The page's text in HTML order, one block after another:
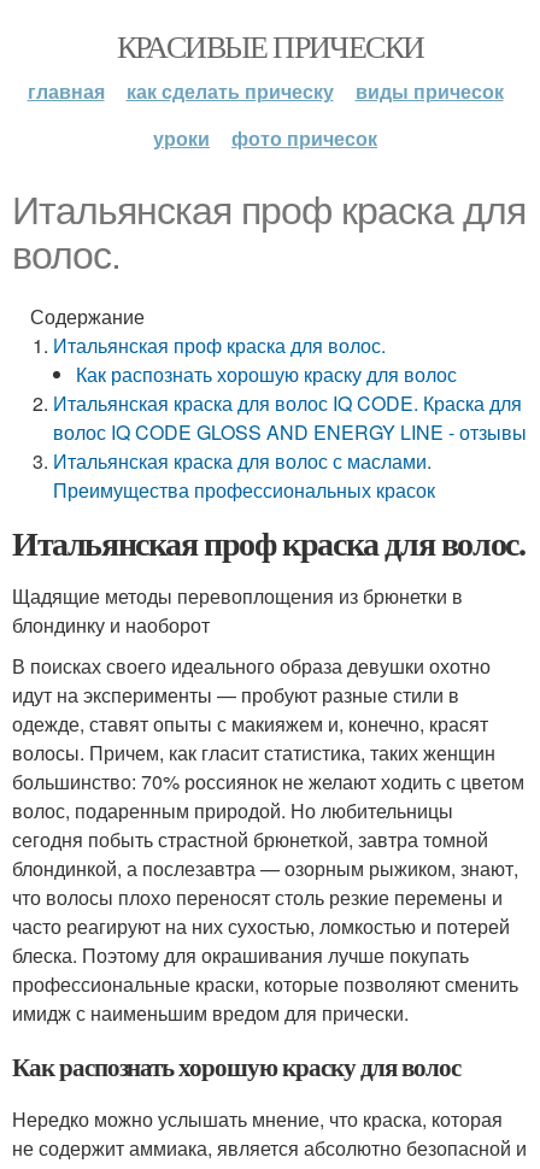
КРАСИВЫЕ ПРИЧЕСКИ
главная как сделать прическу
виды причесок
уроки
фото причесок
Итальянская проф краска для
волос.
Содержание
Итальянская проф краска для волос.
Как распознать хорошую краску для волос
Итальянская краска для волос IQ CODE. Краска для
волос IQ CODE GLOSS AND ENERGY LINE - отзывы
Итальянская краска для волос с маслами.
Преимущества профессиональных красок
Итальянская проф краска для волос.
Щадящие методы перевоплощения из брюнетки в
блондинку и наоборот
В поисках своего идеального образа девушки охотно
идут на эксперименты — пробуют разные стили в
одежде, ставят опыты с макияжем и, конечно, красят
волосы. Причем, как гласит статистика, таких женщин
большинство: 70% россиянок не желают ходить с цветом
волос, подаренным природой. Но любительницы
сегодня побыть страстной брюнеткой, завтра томной
блондинкой, а послезавтра — озорным рыжиком, знают,
что волосы плохо переносят столь резкие перемены и
часто реагируют на них сухостью, ломкостью и потерей
блеска. Поэтому для окрашивания лучше покупать
профессиональные краски, которые позволяют сменить
имидж с наименьшим вредом для прически.
Как распознать хорошую краску для волос
Нередко можно услышать мнение, что краска, которая
не содержит аммиака, является абсолютно безопасной и